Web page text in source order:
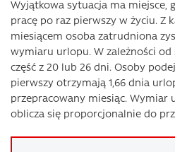
Wyjątkowa sytuacja ma miejsce,
pracę po raz pierwszy w życiu. Z
miesiącem osoba zatrudniona
wymiaru urlopu. W zależności
część z 20 lub 26 dni. Osoby
pierwszy otrzymają 1,66 dnia
przepracowany miesiąc. Wymiar
oblicza się proporcjonalnie do